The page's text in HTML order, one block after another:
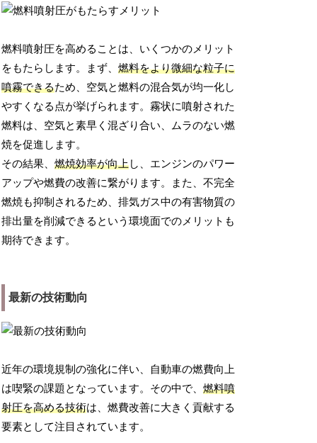
燃料噴射圧を高めることは、いくつかのメリット
をもたらします。まず、燃料をより微細な粒子に
噴霧できるため、空気と燃料の混合気が均一化し
やすくなる点が挙げられます。霧状に噴射された
燃料は、空気と素早く混ざり合い、ムラのない燃
焼を促進します。
その結果、燃焼効率が向上し、エンジンのパワー
アップや燃費の改善に繋がります。また、不完全
燃焼も抑制されるため、排気ガス中の有害物質の
排出量を削減できるという環境面でのメリットも
期待できます。
最新の技術動向
近年の環境規制の強化に伴い、自動車の燃費向上
は喫緊の課題となっています。その中で、燃料噴
射圧を高める技術は、燃費改善に大きく貢献する
要素として注目されています。